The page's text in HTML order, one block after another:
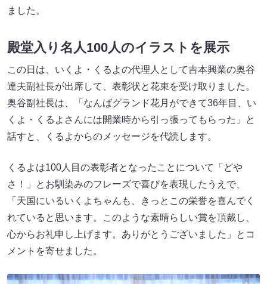
ました。
殿堂入り名人100人のイラストを展示
この日は、いくよ・くるよの代理人として吉本興業の奥谷
達夫副社長が出席して、表彰状と花束を受け取りました。
奥谷副社長は、「なんばグランド花月ができて36年目、い
くよ・くるよさんには開業時から引っ張ってもらった」と
話すと、くるよからのメッセージを代読します。
くるよは100人目の表彰者となったことについて「どや
さ！」とお馴染みのフレーズで喜びを表現したうえで、
「天国にいるいくよちゃんも、きっとこの栄誉を喜んでく
れていると思います。このような素晴らしい賞を頂戴し、
心からお礼申し上げます。ありがとうございました」とコ
メントを寄せました。